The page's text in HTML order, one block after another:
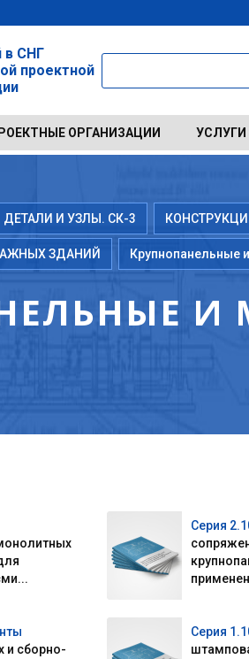
в СНГ
проектной
ОРГАНИЗАЦИИ УСЛУГИ
И УЗЛЫ. СК-3
ЗДАНИЙ Крупнопанельные
Серия
и сборно-
Серия